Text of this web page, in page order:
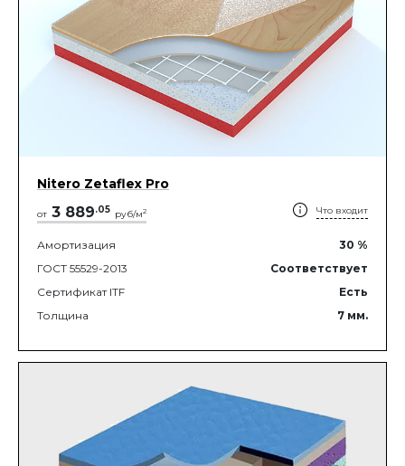
Nitero Zetaflex Pro
от 3 889.05 руб/м2 Что входит
Амортизация 30 %
ГОСТ 55529-2013
Соответствует
Сертификат ITF
Есть
Толщина
7 мм.